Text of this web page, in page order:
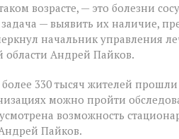
возрасте, — это болезни
— выявить их наличие,
начальник управления
области Андрей Пайков.
330 тысяч жителей
можно пройти
возможность
Пайков.